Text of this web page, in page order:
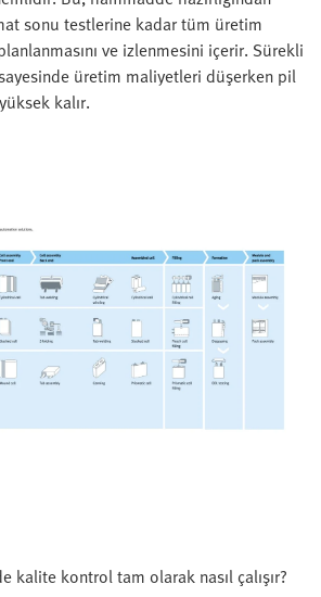
sonu testlerine kadar tüm üretim
ve izlenmesini içerir. Sürekli
üretim maliyetleri düşerken pil
kalır.
kalite kontrol tam olarak nasıl çalışır?